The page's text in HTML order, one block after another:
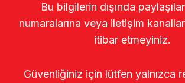
Bu bilgilerin dışında
numaralarına veya iletişim
itibar etmeyiniz.
Güvenliğiniz için lütfen yalnızca